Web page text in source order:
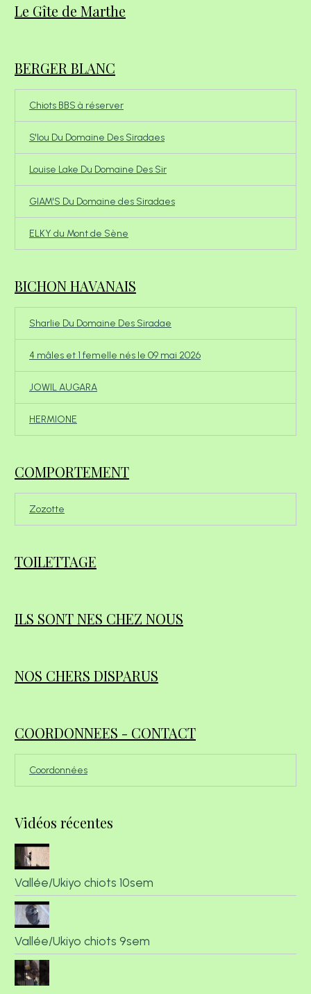
Le Gîte de Marthe
BERGER BLANC
Chiots BBS à réserver
S'lou Du Domaine Des Siradaes
Louise Lake Du Domaine Des Sir
GIAM'S Du Domaine des Siradaes
ELKY du Mont de Sène
BICHON HAVANAIS
Sharlie Du Domaine Des Siradae
4 mâles et 1 femelle nés le 09 mai 2026
JOWIL AUGARA
HERMIONE
COMPORTEMENT
Zozotte
TOILETTAGE
ILS SONT NES CHEZ NOUS
NOS CHERS DISPARUS
COORDONNEES - CONTACT
Coordonnées
Vidéos récentes
Vallée/Ukiyo chiots 10sem
Vallée/Ukiyo chiots 9sem